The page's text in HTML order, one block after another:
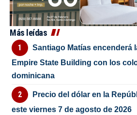
Más leídas
Santiago Matías encenderá
Empire State Building con los
dominicana
Precio del dólar en la
este viernes 7 de agosto de 2026